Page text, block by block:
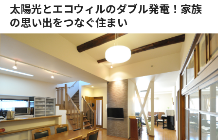
太陽光とエコウィルのダブル発電！家族
の思い出をつなぐ住まい